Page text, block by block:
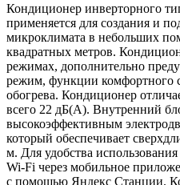
Кондиционер инверторного
применяется для создания и
микроклимата в небольших
квадратных метров.
режимах, дополнительно
режим, функции комфортного
обогрева. Кондиционер
всего 22 дБ(A). Внутренний
высокоэффективным
который обеспечивает
м. Для удобства
Wi-Fi через мобильное
с помощью Яндекс Станции.